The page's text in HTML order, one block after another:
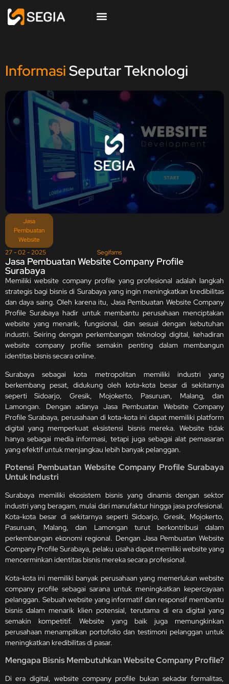
InformasiSeputar Teknologi
Jasa
Pembuatan
Website
27 - 02 - 2025
Segifams
Jasa Pembuatan Website Company Profile
Surabaya
Memiliki website company profile yang profesional adalah langkah
strategis bagi bisnis di Surabaya yang ingin meningkatkan kredibilitas
dan daya saing. Oleh karena itu, Jasa Pembuatan Website Company
Profile Surabaya hadir untuk membantu perusahaan menciptakan
website yang menarik, fungsional, dan sesuai dengan kebutuhan
industri. Seiring dengan perkembangan teknologi digital, kehadiran
website company profile semakin penting dalam membangun
identitas bisnis secara online.
Surabaya sebagai kota metropolitan memiliki industri yang
berkembang pesat, didukung oleh kota-kota besar di sekitarnya
seperti Sidoarjo, Gresik, Mojokerto, Pasuruan, Malang, dan
Lamongan. Dengan adanya Jasa Pembuatan Website Company
Profile Surabaya, perusahaan di kota-kota ini dapat memiliki platform
digital yang memperkuat eksistensi bisnis mereka. Website tidak
hanya sebagai media informasi, tetapi juga sebagai alat pemasaran
yang efektif untuk menjangkau lebih banyak pelanggan.
Potensi Pembuatan Website Company Profile Surabaya
Untuk Industri
Surabaya memiliki ekosistem bisnis yang dinamis dengan sektor
industri yang beragam, mulai dari manufaktur hingga jasa profesional.
Kota-kota besar di sekitarnya seperti Sidoarjo, Gresik, Mojokerto,
Pasuruan, Malang, dan Lamongan turut berkontribusi dalam
perkembangan ekonomi regional. Dengan Jasa Pembuatan Website
Company Profile Surabaya, pelaku usaha dapat memiliki website yang
mencerminkan identitas bisnis mereka secara profesional.
Kota-kota ini memiliki banyak perusahaan yang memerlukan website
company profile sebagai sarana untuk meningkatkan kepercayaan
pelanggan. Sebuah website yang informatif dan responsif membantu
bisnis dalam menarik klien potensial, terutama di era digital yang
semakin kompetitif. Website yang baik juga memungkinkan
perusahaan menampilkan portofolio dan testimoni pelanggan untuk
meningkatkan kredibilitas di pasar.
Mengapa Bisnis Membutuhkan Website Company Profile?
Di era digital, website company profile bukan sekadar formalitas,